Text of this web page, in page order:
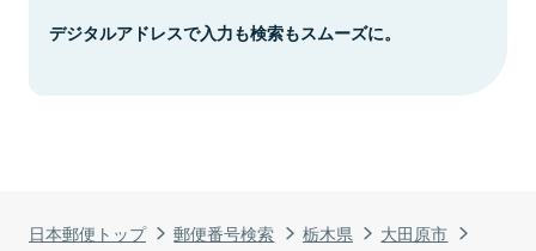
日本郵便トップ 郵便番号検索 栃木県
大田原市
デジタルアドレスで入力も検索もスムーズに。